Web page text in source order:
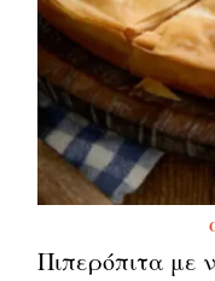
Πιπερόπιτα με